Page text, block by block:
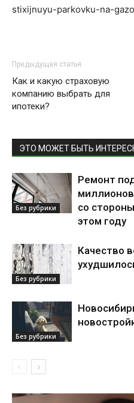
stixijnuyu-parkovku-na-
Предыдущая статья
Как и какую страховую
компанию выбрать для
ипотеки?
ЭТО МОЖЕТ БЫТЬ
Без рубрики
Ремонт
со
этом году
Без рубрики
Качество
Без рубрики